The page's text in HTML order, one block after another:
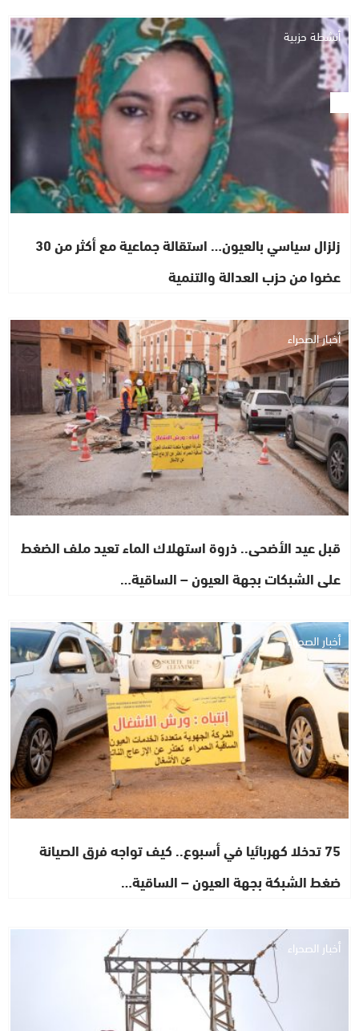
أنشطة حزبية
زلزال سياسي بالعيون… استقالة جماعية مع أكثر من 30
عضوا من حزب العدالة والتنمية
أخبار الصحراء
قبل عيد الأضحى.. ذروة استهلاك الماء تعيد ملف الضغط
على الشبكات بجهة العيون – الساقية…
أخبار الصحراء
75 تدخلا كهربائيا في أسبوع.. كيف تواجه فرق الصيانة
ضغط الشبكة بجهة العيون – الساقية…
أخبار الصحراء